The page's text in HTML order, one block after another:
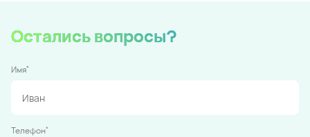
Остались вопросы?
Имя*
Телефон*